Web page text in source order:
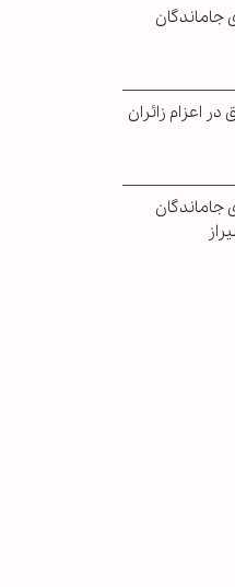
جاماندگان
در اعزام زائران
جاماندگان